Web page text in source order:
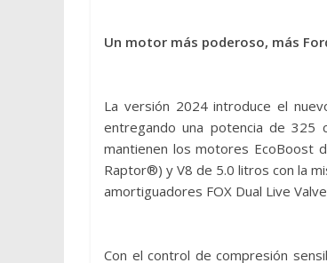
Un motor más poderoso, más
La versión 2024 introduce el
entregando una potencia de
mantienen los motores EcoBoost
Raptor®) y V8 de 5.0 litros con la
amortiguadores FOX Dual Live
Con el control de compresión